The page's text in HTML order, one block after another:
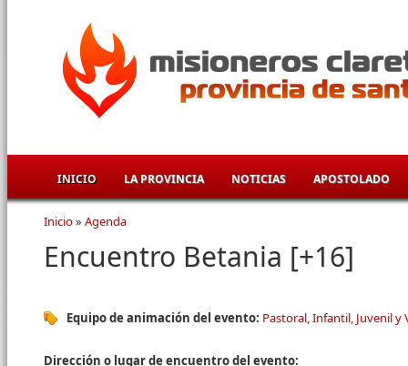
INICIO LA PROVINCIA NOTICIAS APOSTOLADO
Se encuentra usted aquí
Inicio» Agenda
Encuentro Betania [+16]
Equipo de animación del evento: Pastoral, Infantil, Juvenil y
Dirección o lugar de encuentro del evento: